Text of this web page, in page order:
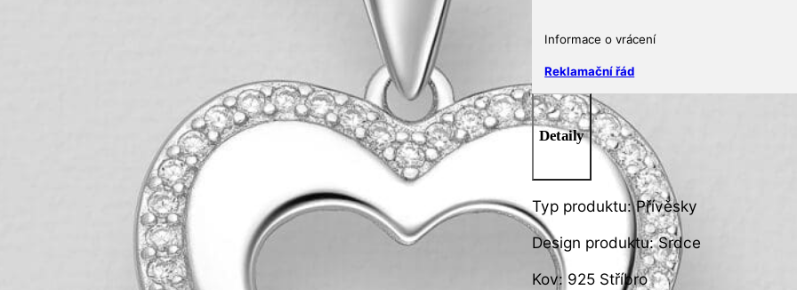
Informace o vrácení
Reklamační řád
Detaily
Typ produktu: Přívěsky
Design produktu: Srdce
Kov: 925 Stříbro